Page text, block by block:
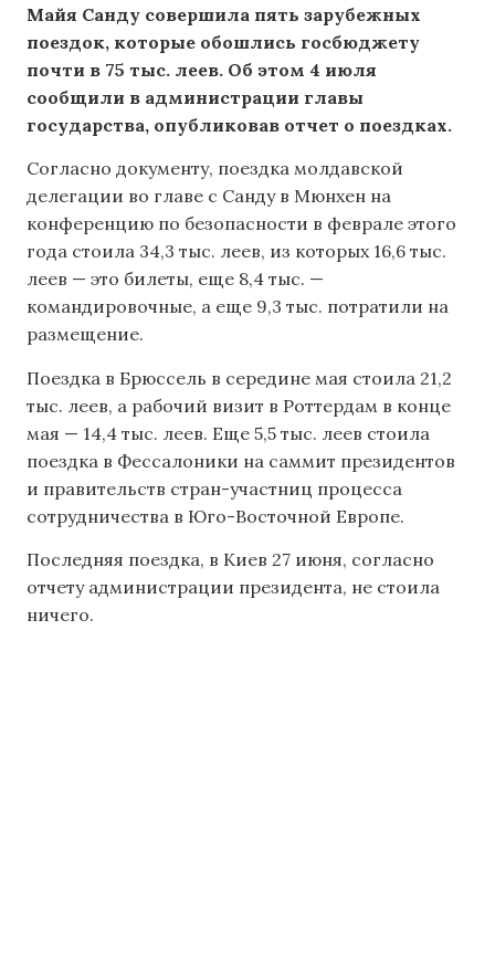
Майя Санду совершила пять зарубежных
поездок, которые обошлись госбюджету
почти в 75 тыс. леев. Об этом 4 июля
сообщили в администрации главы
государства, опубликовав отчет о поездках.
Согласно документу, поездка молдавской
делегации во главе с Санду в Мюнхен на
конференцию по безопасности в феврале этого
года стоила 34,3 тыс. леев, из которых 16,6 тыс.
леев — это билеты, еще 8,4 тыс. —
командировочные, а еще 9,3 тыс. потратили на
размещение.
Поездка в Брюссель в середине мая стоила 21,2
тыс. леев, а рабочий визит в Роттердам в конце
мая — 14,4 тыс. леев. Еще 5,5 тыс. леев стоила
поездка в Фессалоники на саммит президентов
и правительств стран-участниц процесса
сотрудничества в Юго-Восточной Европе.
Последняя поездка, в Киев 27 июня, согласно
отчету администрации президента, не стоила
ничего.